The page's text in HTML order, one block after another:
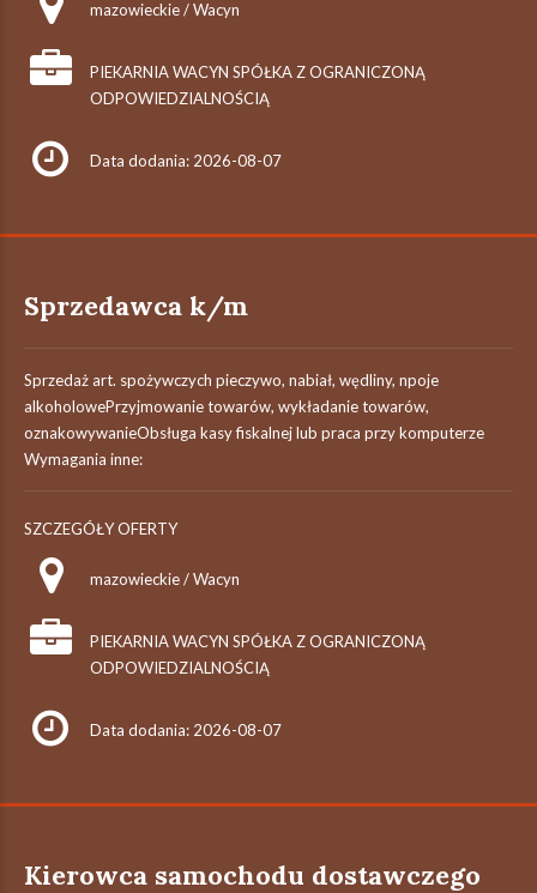
mazowieckie / Wacyn
PIEKARNIA WACYN SPÓŁKA Z OGRANICZONĄ
ODPOWIEDZIALNOŚCIĄ
Data dodania: 2026-08-07
Sprzedawca k/m
Sprzedaż art. spożywczych pieczywo, nabiał, wędliny, npoje
alkoholowePrzyjmowanie towarów, wykładanie towarów,
oznakowywanieObsługa kasy fiskalnej lub praca przy komputerze
Wymagania inne:
SZCZEGÓŁY OFERTY
mazowieckie / Wacyn
PIEKARNIA WACYN SPÓŁKA Z OGRANICZONĄ
ODPOWIEDZIALNOŚCIĄ
Data dodania: 2026-08-07
Kierowca samochodu dostawczego